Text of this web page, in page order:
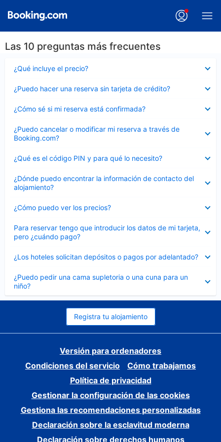
Las 10 preguntas más frecuentes
¿Qué incluye el precio?
cerrado
¿Puedo hacer una reserva sin tarjeta de crédito?
cerrado
¿Cómo sé si mi reserva está confirmada?
cerrado
¿Puedo cancelar o modificar mi reserva a través de
Booking.com?
cerrado
¿Qué es el código PIN y para qué lo necesito?
cerrado
¿Dónde puedo encontrar la información de contacto del
alojamiento?
cerrado
¿Cómo puedo ver los precios?
cerrado
Para reservar tengo que introducir los datos de mi tarjeta,
pero ¿cuándo pago?
cerrado
¿Los hoteles solicitan depósitos o pagos por adelantado?
cerrado
¿Puedo pedir una cama supletoria o una cuna para un
niño?
cerrado
Registra tu alojamiento
Versión para ordenadores
Condiciones del servicio
Cómo trabajamos
Política de privacidad
Gestionar la configuración de las cookies
Gestiona las recomendaciones personalizadas
Declaración sobre la esclavitud moderna
Declaración sobre derechos humanos